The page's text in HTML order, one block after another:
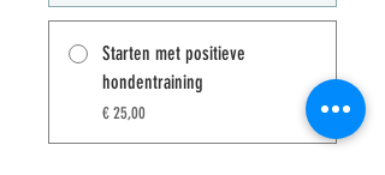
Starten met positieve
hondentraining
€ 25,00